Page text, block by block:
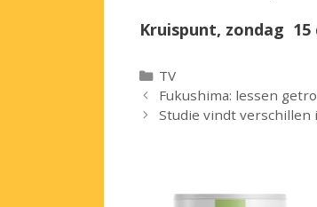
Kruispunt, zondag 15
Categorieën
TV
Fukushima: lessen
Studie vindt verschillen